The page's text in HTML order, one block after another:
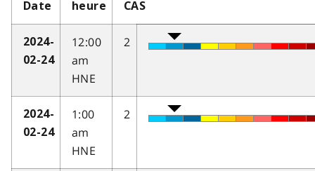
Date heure CAS
2024-
02-24
12:00
am
HNE
2
2024-
02-24
1:00
am
HNE
2